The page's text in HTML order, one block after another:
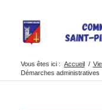
Vous êtes ici : Accueil /
Démarches administratives